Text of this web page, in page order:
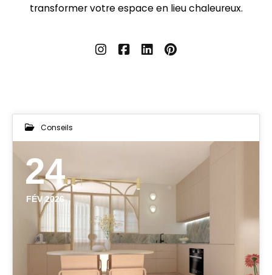
transformer votre espace en lieu chaleureux.
Conseils
24
FÉV 2026